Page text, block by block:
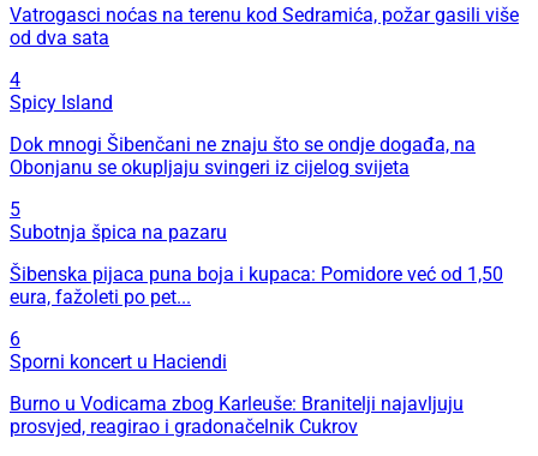
Vatrogasci noćas na terenu kod Sedramića, požar gasili više
od dva sata
4
Spicy Island
Dok mnogi Šibenčani ne znaju što se ondje događa, na
Obonjanu se okupljaju svingeri iz cijelog svijeta
5
Subotnja špica na pazaru
Šibenska pijaca puna boja i kupaca: Pomidore već od 1,50
eura, fažoleti po pet...
6
Sporni koncert u Haciendi
Burno u Vodicama zbog Karleuše: Branitelji najavljuju
prosvjed, reagirao i gradonačelnik Cukrov